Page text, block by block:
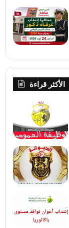
الأكثر قراءة